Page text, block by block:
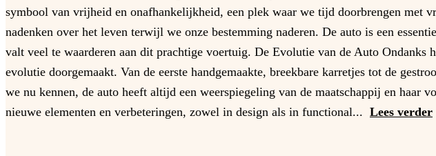
symbool van vrijheid en onafhankelijkheid, een plek waar we tijd doorbrengen met
nadenken over het leven terwijl we onze bestemming naderen. De auto is een
valt veel te waarderen aan dit prachtige voertuig. De Evolutie van de Auto Ondanks
evolutie doorgemaakt. Van de eerste handgemaakte, breekbare karretjes tot de
we nu kennen, de auto heeft altijd een weerspiegeling van de maatschappij en haar
nieuwe elementen en verbeteringen, zowel in design als in functional... Lees verder